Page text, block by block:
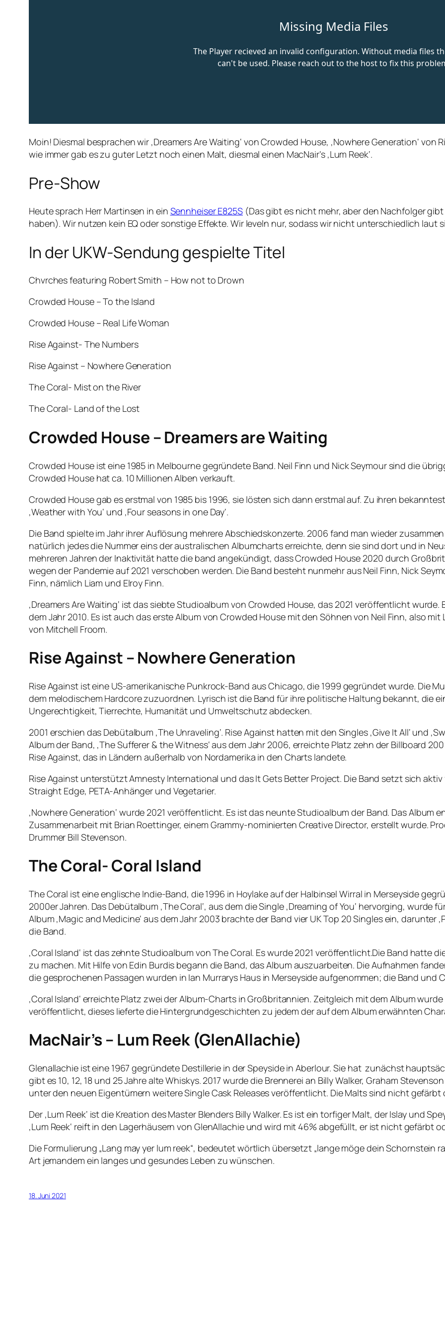
Moin! Diesmal besprachen wir ‚Dreamers Are Waiting‘ von Crowded House, ‚Nowhere Generation‘ von
wie immer gab es zu guter Letzt noch einen Malt, diesmal einen MacNair’s ‚Lum Reek‘.
Pre-Show
Heute sprach Herr Martinsen in ein Sennheiser E825S(Das gibt es nicht mehr, aber den Nachfolger
haben). Wir nutzen kein EQ oder sonstige Effekte. Wir leveln nur, sodass wir nicht unterschiedlich laut
In der UKW-Sendung gespielte Titel
Chvrches featuring Robert Smith – How not to Drown
Crowded House – To the Island
Crowded House – Real Life Woman
Rise Against- The Numbers
Rise Against – Nowhere Generation
The Coral- Mist on the River
The Coral- Land of the Lost
Crowded House – Dreamers are Waiting
Crowded House ist eine 1985 in Melbourne gegründete Band. Neil Finn und Nick Seymour sind die
Crowded House hat ca. 10 Millionen Alben verkauft.
Crowded House gab es erstmal von 1985 bis 1996, sie lösten sich dann erstmal auf. Zu ihren
‚Weather with You‘ und ‚Four seasons in one Day‘.
Die Band spielte im Jahr ihrer Auflösung mehrere Abschiedskonzerte. 2006 fand man wieder
natürlich jedes die Nummer eins der australischen Albumcharts erreichte, denn sie sind dort und in
mehreren Jahren der Inaktivität hatte die band angekündigt, dass Crowded House 2020 durch
wegen der Pandemie auf 2021 verschoben werden. Die Band besteht nunmehr aus Neil Finn, Nick
Finn, nämlich Liam und Elroy Finn.
‚Dreamers Are Waiting‘ ist das siebte Studioalbum von Crowded House, das 2021 veröffentlicht wurde.
dem Jahr 2010. Es ist auch das erste Album von Crowded House mit den Söhnen von Neil Finn, also
von Mitchell Froom.
Rise Against – Nowhere Generation
Rise Against ist eine US-amerikanische Punkrock-Band aus Chicago, die 1999 gegründet wurde. Die
dem melodischem Hardcore zuzuordnen. Lyrisch ist die Band für ihre politische Haltung bekannt, die
Ungerechtigkeit, Tierrechte, Humanität und Umweltschutz abdecken.
2001 erschien das Debütalbum ‚The Unraveling‘. Rise Against hatten mit den Singles ‚Give It All‘ und
Album der Band, ‚The Sufferer & the Witness‘ aus dem Jahr 2006, erreichte Platz zehn der Billboard
Rise Against, das in Ländern außerhalb von Nordamerika in den Charts landete.
Rise Against unterstützt Amnesty International und das It Gets Better Project. Die Band setzt sich
Straight Edge, PETA-Anhänger und Vegetarier.
‚Nowhere Generation‘ wurde 2021 veröffentlicht. Es ist das neunte Studioalbum der Band. Das Album
Zusammenarbeit mit Brian Roettinger, einem Grammy-nominierten Creative Director, erstellt wurde.
Drummer Bill Stevenson.
The Coral- Coral Island
The Coral ist eine englische Indie-Band, die 1996 in Hoylake auf der Halbinsel Wirral in Merseyside
2000er Jahren. Das Debütalbum ‚The Coral‘, aus dem die Single ‚Dreaming of You‘ hervorging, wurde
Album ‚Magic and Medicine‘ aus dem Jahr 2003 brachte der Band vier UK Top 20 Singles ein, darunter
die Band.
‚Coral Island‘ ist das zehnte Studioalbum von The Coral. Es wurde 2021 veröffentlicht.Die Band hatte
zu machen. Mit Hilfe von Edin Burdis begann die Band, das Album auszuarbeiten. Die Aufnahmen
die gesprochenen Passagen wurden in Ian Murrarys Haus in Merseyside aufgenommen; die Band und
‚Coral Island‘ erreichte Platz zwei der Album-Charts in Großbritannien. Zeitgleich mit dem Album
veröffentlicht, dieses lieferte die Hintergrundgeschichten zu jedem der auf dem Album erwähnten
MacNair’s – Lum Reek (GlenAllachie)
Glenallachie ist eine 1967 gegründete Destillerie in der Speyside in Aberlour. Sie hat zunächst
gibt es 10, 12, 18 und 25 Jahre alte Whiskys. 2017 wurde die Brennerei an Billy Walker, Graham
unter den neuen Eigentümern weitere Single Cask Releases veröffentlicht. Die Malts sind nicht
Der ‚Lum Reek‘ ist die Kreation des Master Blenders Billy Walker. Es ist ein torfiger Malt, der Islay und
‚Lum Reek‘ reift in den Lagerhäusern von GlenAllachie und wird mit 46% abgefüllt, er ist nicht gefärbt
Die Formulierung „Lang may yer lum reek“, bedeutet wörtlich übersetzt „lange möge dein
Art jemandem ein langes und gesundes Leben zu wünschen.
18. Juni 2021